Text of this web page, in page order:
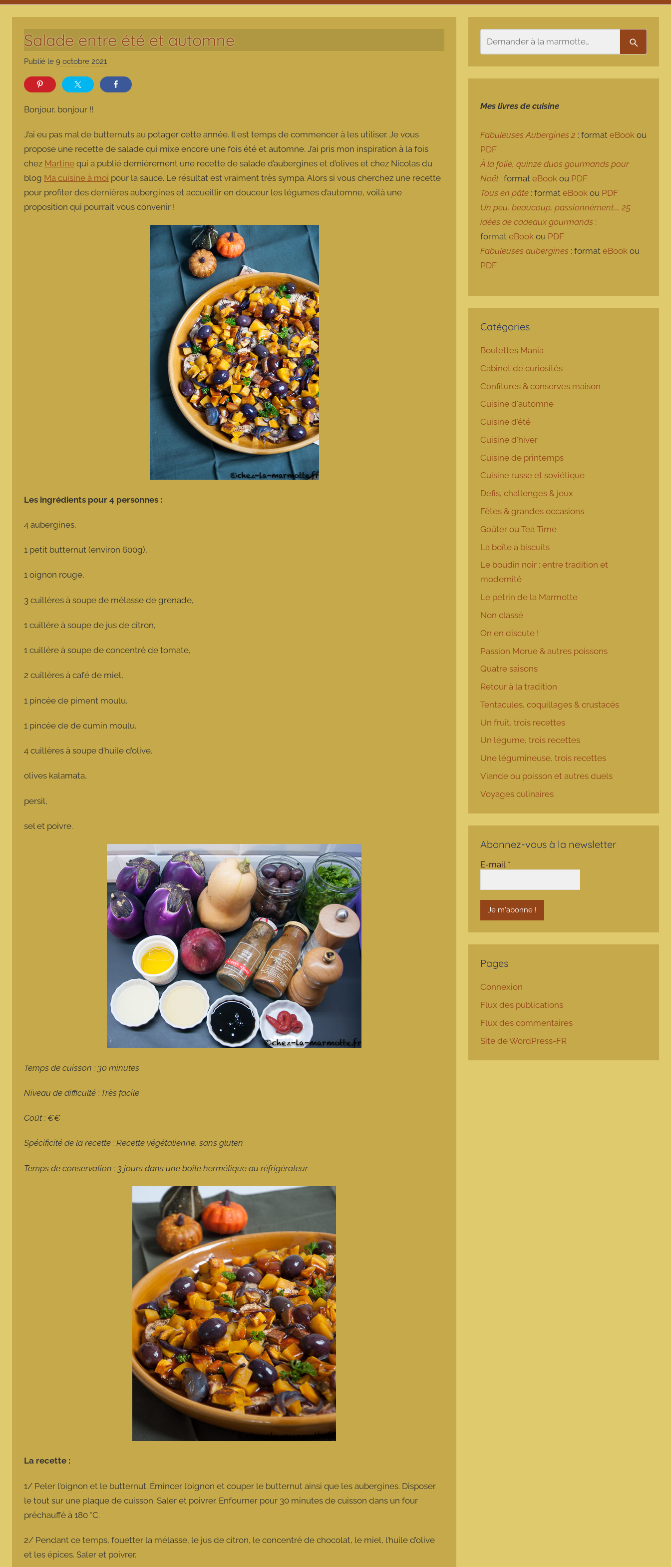
Salade entre été et automne
Publié le 9 octobre 2021
m
o
t
t
e
Bonjour, bonjour !!
J’ai eu pas mal de butternuts au potager cette année. Il est temps de commencer à les utiliser. Je vous
propose une recette de salade qui mixe encore une fois été et automne. J’ai pris mon inspiration à la fois
chez Martine qui a publié dernièrement une recette de salade d’aubergines et d’olives et chez Nicolas du
blog Ma cuisine à moi pour la sauce. Le résultat est vraiment très sympa. Alors si vous cherchez une recette
pour profiter des dernières aubergines et accueillir en douceur les légumes d’automne, voilà une
proposition qui pourrait vous convenir !
Les ingrédients pour 4 personnes :
4 aubergines,
1 petit butternut (environ 600g),
1 oignon rouge,
3 cuillères à soupe de mélasse de grenade,
1 cuillère à soupe de jus de citron,
1 cuillère à soupe de concentré de tomate,
2 cuillères à café de miel,
1 pincée de piment moulu,
1 pincée de de cumin moulu,
4 cuillères à soupe d’huile d’olive,
olives kalamata,
persil,
sel et poivre.
Temps de cuisson : 30 minutes
Niveau de difficulté : Très facile
Coût : €€
Spécificité de la recette : Recette végétalienne, sans gluten
Temps de conservation : 3 jours dans une boîte hermétique au réfrigérateur
La recette :
1/ Peler l’oignon et le butternut. Émincer l’oignon et couper le butternut ainsi que les aubergines. Disposer
le tout sur une plaque de cuisson. Saler et poivrer. Enfourner pour 30 minutes de cuisson dans un four
préchauffé à 180 °C.
2/ Pendant ce temps, fouetter la mélasse, le jus de citron, le concentré de chocolat, le miel, l’huile d’olive
et les épices. Saler et poivrer.
Mes livres de cuisine
Fabuleuses Aubergines 2 : formateBook ou
PDF
À la folie, quinze duos gourmands pour
Noël : formateBook ou PDF
Tous en pâte : formateBook ou PDF
Un peu, beaucoup, passionnément…, 25
idées de cadeaux gourmands :
formateBook ou PDF
Fabuleuses aubergines : formateBook ou
PDF
Catégories
Boulettes Mania
Cabinet de curiosités
Confitures & conserves maison
Cuisine d'automne
Cuisine d'été
Cuisine d'hiver
Cuisine de printemps
Cuisine russe et soviétique
Défis, challenges & jeux
Fêtes & grandes occasions
Goûter ou Tea Time
La boîte à biscuits
Le boudin noir : entre tradition et
modernité
Le pétrin de la Marmotte
Non classé
On en discute !
Passion Morue & autres poissons
Quatre saisons
Retour à la tradition
Tentacules, coquillages & crustacés
Un fruit, trois recettes
Un légume, trois recettes
Une légumineuse, trois recettes
Viande ou poisson et autres duels
Voyages culinaires
Abonnez-vous à la newsletter
E-mail *
Pages
Connexion
Flux des publications
Flux des commentaires
Site de WordPress-FR